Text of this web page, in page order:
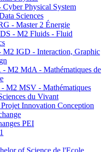
Cyber Physical System
Sciences
- Master 2 Énergie
- M2 Fluids - Fluid
IGD - Interaction, Graphic
M2 MdA - Mathématiques de
M2 MSV - Mathématiques
du Vivant
Innovation Conception
PEI
of Science de l'Ecole